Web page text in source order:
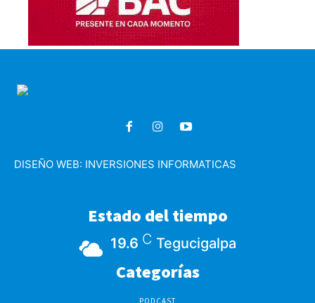
DISEÑO WEB: INVERSIONES INFORMATICAS
Estado del tiempo
19.6 C Tegucigalpa
Categorías